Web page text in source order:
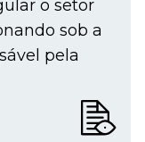
o setor
sob a
pela